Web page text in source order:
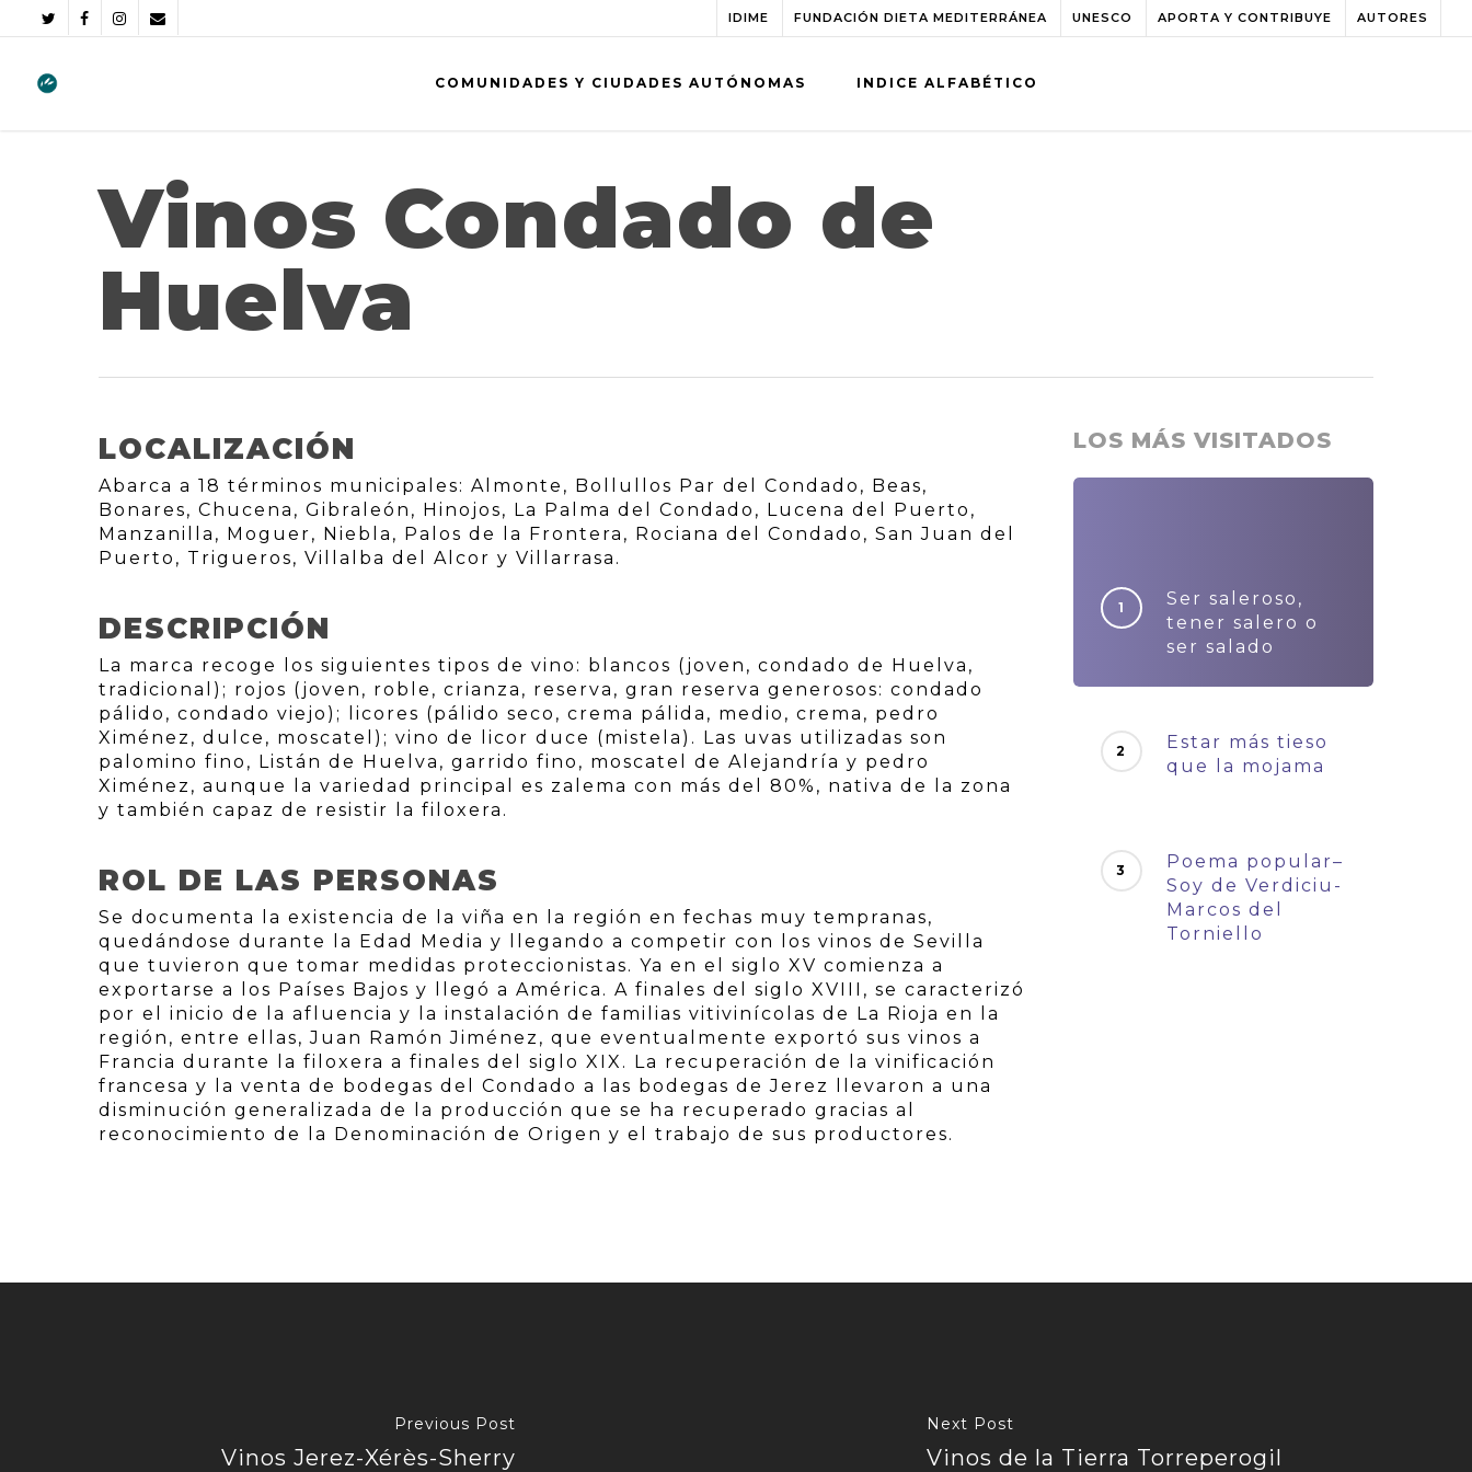
IDIME FUNDACIÓN DIETA MEDITERRÁNEA UNESCO APORTA Y CONTRIBUYE AUTORES
COMUNIDADES Y CIUDADES AUTÓNOMAS INDICE ALFABÉTICO
Vinos Condado de
Huelva
LOCALIZACIÓN
Abarca a 18 términos municipales: Almonte, Bollullos Par del Condado, Beas,
Bonares, Chucena, Gibraleón, Hinojos, La Palma del Condado, Lucena del Puerto,
Manzanilla, Moguer, Niebla, Palos de la Frontera, Rociana del Condado, San Juan del
Puerto, Trigueros, Villalba del Alcor y Villarrasa.
DESCRIPCIÓN
La marca recoge los siguientes tipos de vino: blancos (joven, condado de Huelva,
tradicional); rojos (joven, roble, crianza, reserva, gran reserva generosos: condado
pálido, condado viejo); licores (pálido seco, crema pálida, medio, crema, pedro
Ximénez, dulce, moscatel); vino de licor duce (mistela). Las uvas utilizadas son
palomino fino, Listán de Huelva, garrido fino, moscatel de Alejandría y pedro
Ximénez, aunque la variedad principal es zalema con más del 80%, nativa de la zona
y también capaz de resistir la filoxera.
ROL DE LAS PERSONAS
Se documenta la existencia de la viña en la región en fechas muy tempranas,
quedándose durante la Edad Media y llegando a competir con los vinos de Sevilla
que tuvieron que tomar medidas proteccionistas. Ya en el siglo XV comienza a
exportarse a los Países Bajos y llegó a América. A finales del siglo XVIII, se caracterizó
por el inicio de la afluencia y la instalación de familias vitivinícolas de La Rioja en la
región, entre ellas, Juan Ramón Jiménez, que eventualmente exportó sus vinos a
Francia durante la filoxera a finales del siglo XIX. La recuperación de la vinificación
francesa y la venta de bodegas del Condado a las bodegas de Jerez llevaron a una
disminución generalizada de la producción que se ha recuperado gracias al
reconocimiento de la Denominación de Origen y el trabajo de sus productores.
LOS MÁS VISITADOS
Ser saleroso,
tener salero o
ser salado
Estar más tieso
que la mojama
Poema popular–
Soy de Verdiciu-
Marcos del
Torniello
Previous Post
Vinos Jerez-Xérès-Sherry
Next Post
Vinos de la Tierra Torreperogil